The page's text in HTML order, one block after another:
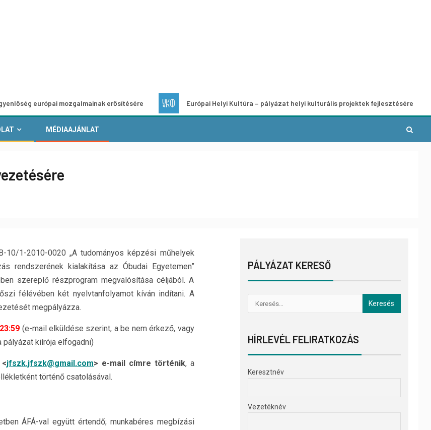
mozgalmainak erősítésére Európai Helyi Kultúra – pályázat helyi kulturális projektek fejlesztésére
MÉDIAAJÁNLAT
10/1-2010-0020 „A tudományos képzési műhelyek
rendszerének kialakítása az Óbudai Egyetemen”
szereplő részprogram megvalósítása céljából. A
félévében két nyelvtanfolyamot kíván indítani. A
megpályázza.
(e-mail elküldése szerint, a be nem érkező, vagy
kiírója elfogadni)
jfszk.jfszk@gmail.com> e-mail címre történik, a
történő csatolásával.
ÁFÁ-val együtt értendő; munkabéres megbízási
PÁLYÁZAT KERESŐ
HÍRLEVÉL FELIRATKOZÁS
Keresztnév
Vezetéknév